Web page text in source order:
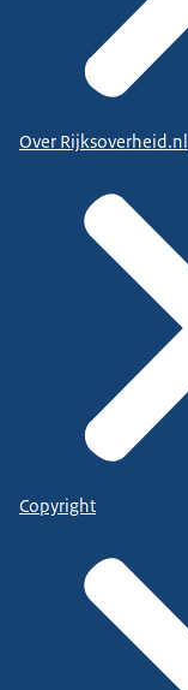
Over Rijksoverheid.nl
Copyright